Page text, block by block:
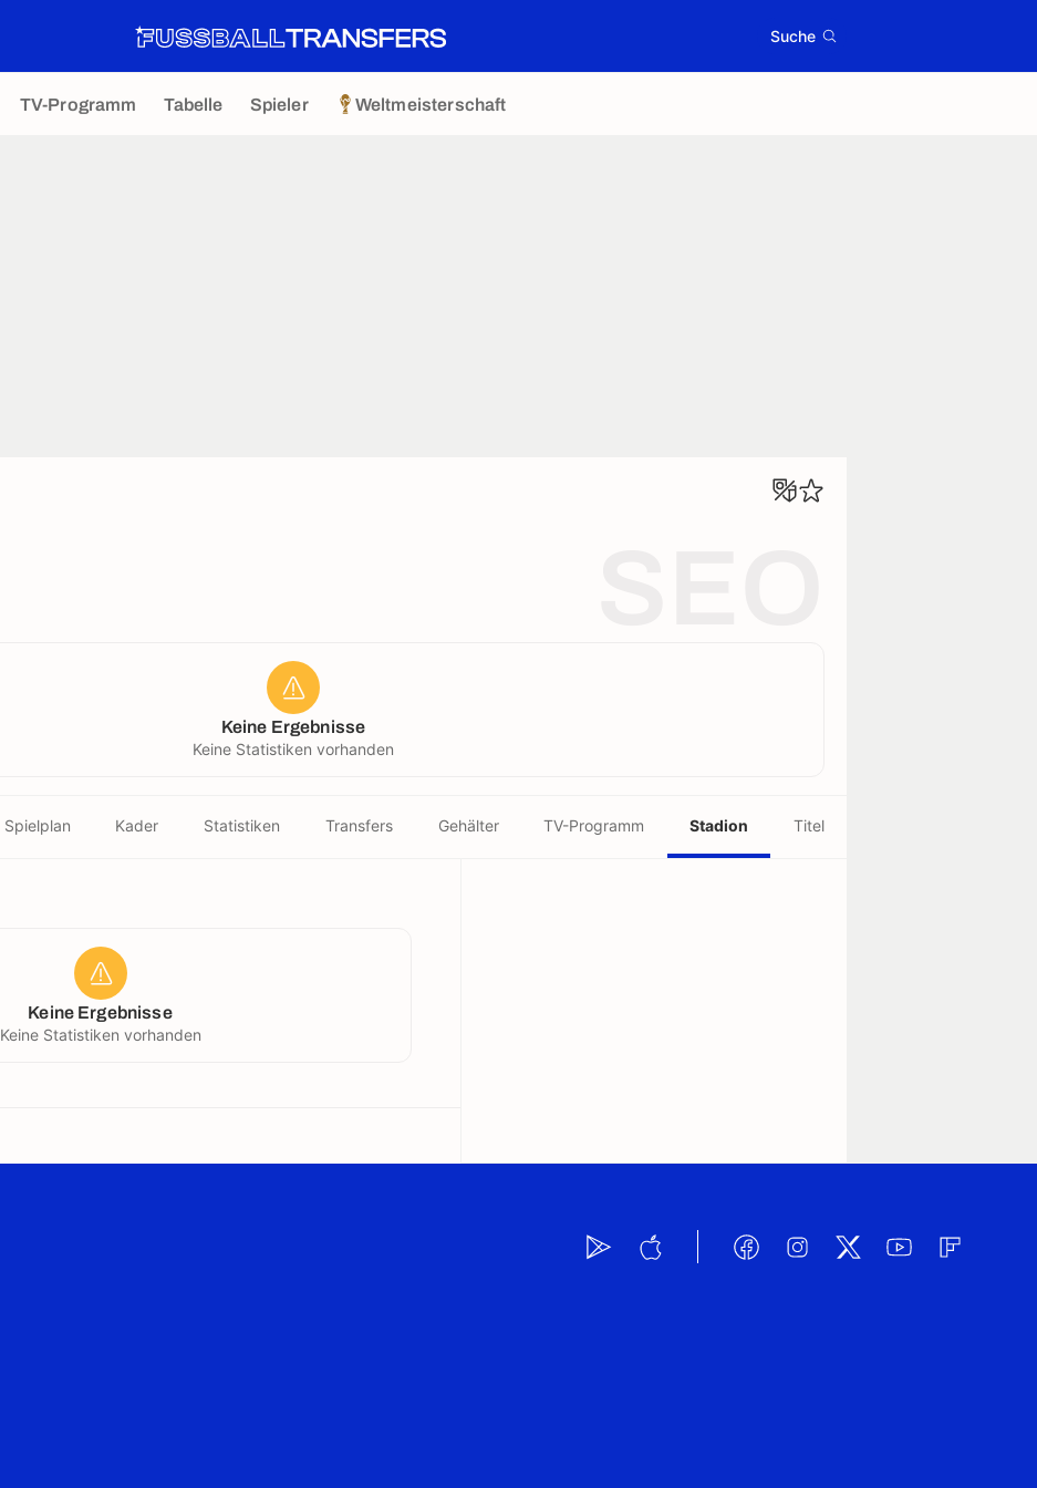
Suche
TV-Programm Tabelle Spieler Weltmeisterschaft
Keine Ergebnisse
Keine Statistiken vorhanden
Spielplan Kader Statistiken Transfers Gehälter TV-Programm Stadion Titel
Keine Ergebnisse
Keine Statistiken vorhanden